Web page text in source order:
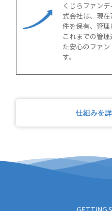
くじらファン
式会社は、現
件を保有、管理
これまでの管
た安心のファ
す。
仕組みを